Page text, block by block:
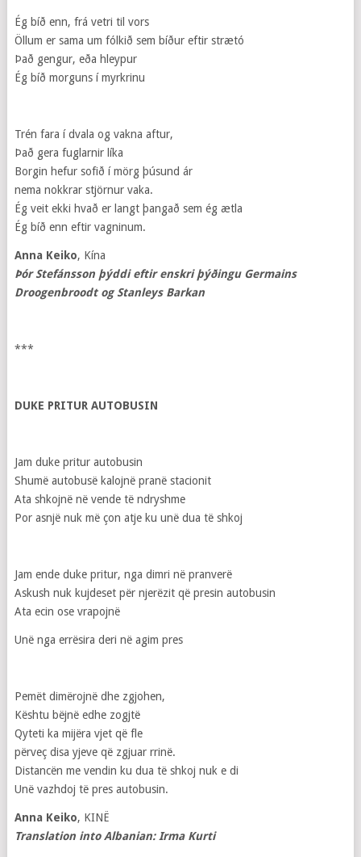
Ég bíð enn, frá vetri til vors
Öllum er sama um fólkið sem bíður eftir strætó
Það gengur, eða hleypur
Ég bíð morguns í myrkrinu
Trén fara í dvala og vakna aftur,
Það gera fuglarnir líka
Borgin hefur sofið í mörg þúsund ár
nema nokkrar stjörnur vaka.
Ég veit ekki hvað er langt þangað sem ég ætla
Ég bíð enn eftir vagninum.
Anna Keiko, Kína
Þór Stefánsson þýddi eftir enskri þýðingu Germains
Droogenbroodt og Stanleys Barkan
***
DUKE PRITUR AUTOBUSIN
Jam duke pritur autobusin
Shumë autobusë kalojnë pranë stacionit
Ata shkojnë në vende të ndryshme
Por asnjë nuk më çon atje ku unë dua të shkoj
Jam ende duke pritur, nga dimri në pranverë
Askush nuk kujdeset për njerëzit që presin autobusin
Ata ecin ose vrapojnë
Unë nga errësira deri në agim pres
Pemët dimërojnë dhe zgjohen,
Kështu bëjnë edhe zogjtë
Qyteti ka mijëra vjet që fle
përveç disa yjeve që zgjuar rrinë.
Distancën me vendin ku dua të shkoj nuk e di
Unë vazhdoj të pres autobusin.
Anna Keiko, KINË
Translation into Albanian: Irma Kurti